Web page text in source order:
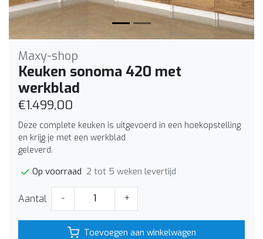
Maxy-shop
Keuken sonoma 420 met
werkblad
€1.499,00
Deze complete keuken is uitgevoerd in een hoekopstelling
en krijg je met een werkblad
geleverd.
Op voorraad 2 tot 5 weken levertijd
Aantal - +
Toevoegen aan winkelwagen